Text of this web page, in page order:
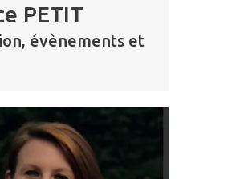
PETIT
évènements et